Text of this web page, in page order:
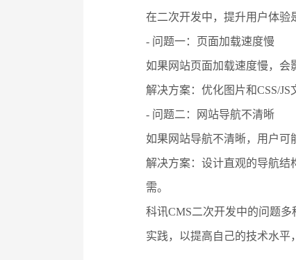
在二次开发中，提升用户体验
- 问题一：页面加载速度慢
如果网站页面加载速度慢，会
解决方案：优化图片和CSS/
- 问题二：网站导航不清晰
如果网站导航不清晰，用户可
解决方案：设计直观的导航结
需。
科讯CMS二次开发中的问题
实践，以提高自己的技术水平